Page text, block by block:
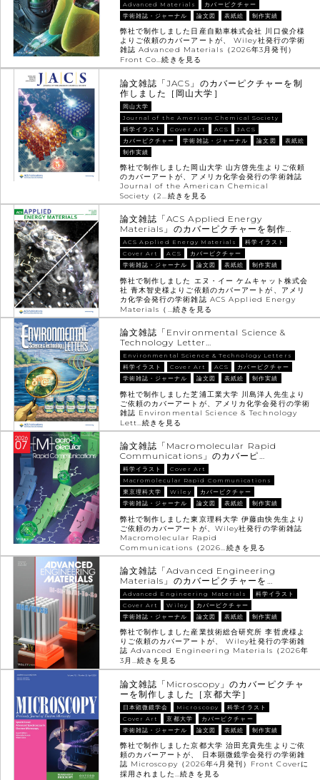
Advanced Materials
カバーピクチャー
学術雑誌・ジャーナル
論文図 表紙絵 制作実績
弊社で制作しました日産自動車株式会社 川口俊介様
よりご依頼のカバーアートが、 Wiley社発行の学術
雑誌 Advanced Materials（2026年3月発刊）
Front Co…続きを見る
論文雑誌「JACS」のカバーピクチャーを制
作しました［岡山大学］
岡山大学
Journal of the American Chemical Society
科学イラスト
Cover Art ACS
JACS
カバーピクチャー
学術雑誌・ジャーナル 論文図
表紙絵
制作実績
弊社で制作しました岡山大学 山方啓先生よりご依頼
のカバーアートが、アメリカ化学会発行の学術雑誌
Journal of the American Chemical
Society（2…続きを見る
論文雑誌「ACS Applied Energy
Materials」のカバーピクチャーを制作…
ACS Applied Energy Materials
科学イラスト
Cover Art
ACS
カバーピクチャー
学術雑誌・ジャーナル
論文図 表紙絵 制作実績
弊社で制作しました エヌ・イー ケムキャット株式会
社 青木智史様よりご依頼のカバーアートが、アメリ
カ化学会発行の学術雑誌 ACS Applied Energy
Materials（… 続きを見る
論文雑誌「Environmental Science &
Technology Letter…
Environmental Science & Technology Letters
科学イラスト
Cover Art ACS
カバーピクチャー
学術雑誌・ジャーナル
論文図 表紙絵 制作実績
弊社で制作しました芝浦工業大学 川島洋人先生より
ご依頼のカバーアートが、アメリカ化学会発行の学術
雑誌 Environmental Science & Technology
Lett…続きを見る
論文雑誌「Macromolecular Rapid
Communications」のカバーピ…
科学イラスト
Cover Art
Macromolecular Rapid Communications
東京理科大学
Wiley
カバーピクチャー
学術雑誌・ジャーナル
論文図 表紙絵 制作実績
弊社で制作しました東京理科大学 伊藤由快先生より
ご依頼のカバーアートが、Wiley社発行の学術雑誌
Macromolecular Rapid
Communications（2026…続きを見る
論文雑誌「Advanced Engineering
Materials」のカバーピクチャーを…
Advanced Engineering Materials
科学イラスト
Cover Art
Wiley
カバーピクチャー
学術雑誌・ジャーナル
論文図 表紙絵 制作実績
弊社で制作しました産業技術総合研究所 李哲虎様よ
りご依頼のカバーアートが、 Wiley社発行の学術雑
誌 Advanced Engineering Materials（2026年
3月…続きを見る
論文雑誌「Microscopy」のカバーピクチャ
ーを制作しました［京都大学］
日本顕微鏡学会 Microscopy
科学イラスト
Cover Art
京都大学
カバーピクチャー
学術雑誌・ジャーナル
論文図 表紙絵 制作実績
弊社で制作しました京都大学 治田充貴先生よりご依
頼のカバーアートが、 日本顕微鏡学会発行の学術雑
誌 Microscopy（2026年4月発刊）Front Coverに
採用されました…続きを見る